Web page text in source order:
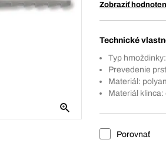
Zobraziť
Technické
Typ
Prevedenie
Materiál:
Materiál
Porovnať